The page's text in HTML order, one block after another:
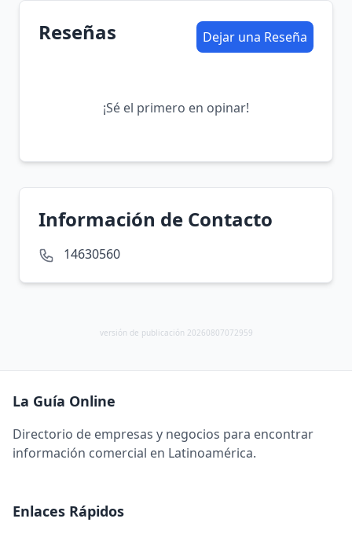
Reseñas Dejar una Reseña
¡Sé el primero en opinar!
Información de Contacto
14630560
versión de publicación 20260807072959
La Guía Online
Directorio de empresas y negocios para encontrar
información comercial en Latinoamérica.
Enlaces Rápidos